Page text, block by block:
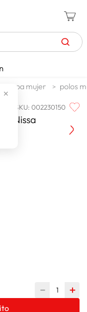
✕
ropa mujer polos
SKU:002230150
Nissa
＋
－